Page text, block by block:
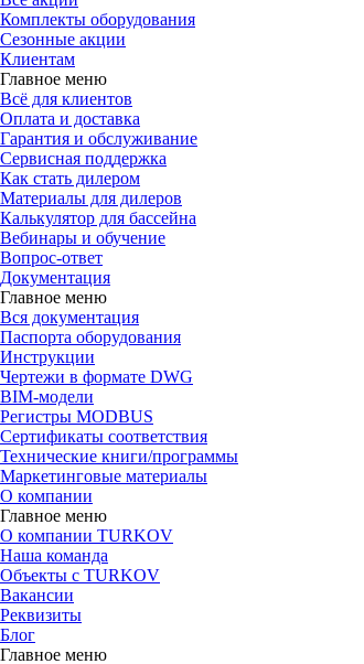
Комплекты оборудования
Сезонные акции
Клиентам
Главное меню
Всё для клиентов
Оплата и доставка
Гарантия и обслуживание
Сервисная поддержка
Как стать дилером
Материалы для дилеров
Калькулятор для бассейна
Вебинары и обучение
Вопрос-ответ
Документация
Главное меню
Вся документация
Паспорта оборудования
Инструкции
Чертежи в формате DWG
BIM-модели
Регистры MODBUS
Сертификаты соответствия
Технические книги/программы
Маркетинговые материалы
О компании
Главное меню
О компании TURKOV
Наша команда
Объекты с TURKOV
Вакансии
Реквизиты
Блог
Главное меню